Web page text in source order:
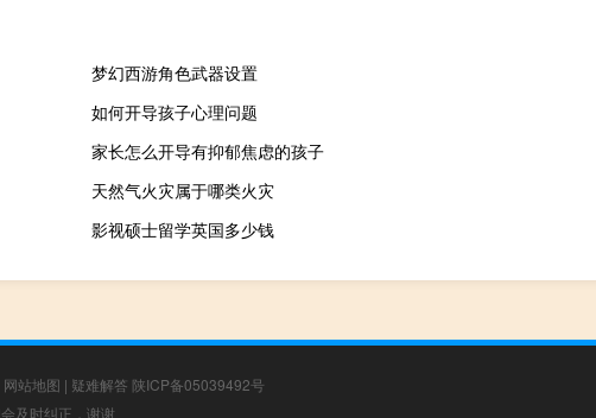
梦幻西游角色武器设置
如何开导孩子心理问题
家长怎么开导有抑郁焦虑的孩子
天然气火灾属于哪类火灾
影视硕士留学英国多少钱
网站地图 | 疑难解答 陕ICP备05039492号
及时纠正，谢谢